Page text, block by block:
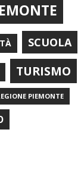
SCUOLA
TURISMO
PIEMONTE